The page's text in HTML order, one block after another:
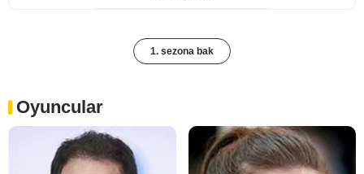
1. sezona bak
Oyuncular